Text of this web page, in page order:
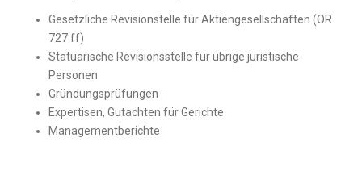
Gesetzliche Revisionstelle für Aktiengesellschaften (OR
727 ff)
Statuarische Revisionsstelle für übrige juristische
Personen
Gründungsprüfungen
Expertisen, Gutachten für Gerichte
Managementberichte